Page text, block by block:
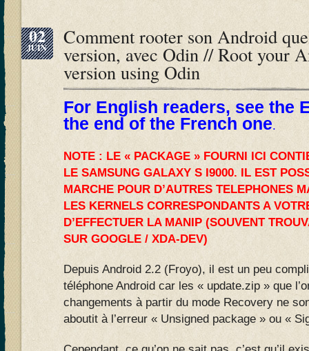
02
JUIN Comment rooter son Android
version, avec Odin // Root your
version using Odin
For English readers, see the
the end of the French one.
NOTE : LE « PACKAGE » FOURNI ICI
LE SAMSUNG GALAXY S I9000. IL EST
MARCHE POUR D’AUTRES TELEPHONES
LES KERNELS CORRESPONDANTS A
D’EFFECTUER LA MANIP (SOUVENT
SUR GOOGLE / XDA-DEV)
Depuis Android 2.2 (Froyo), il est un peu
téléphone Android car les « update.zip » que
changements à partir du mode Recovery ne
aboutit à l’erreur « Unsigned package » ou «